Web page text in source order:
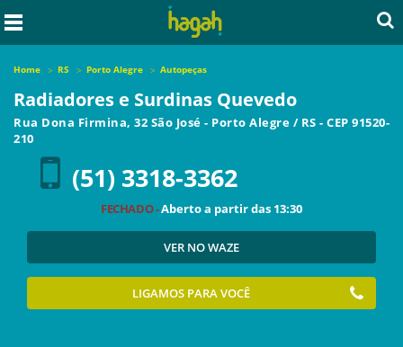
Home RS Porto Alegre Autopeças
Radiadores e Surdinas Quevedo
Rua Dona Firmina, 32 São José - Porto Alegre / RS - CEP 91520-
210
(51) 3318-3362
FECHADO -Aberto a partir das 13:30
VER NO WAZE
LIGAMOS PARA VOCÊ